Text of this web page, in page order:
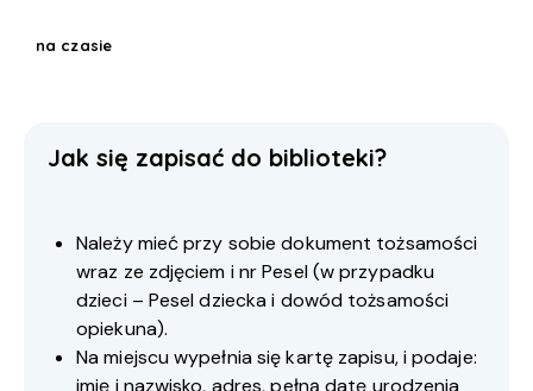
na czasie
Jak się zapisać do biblioteki?
Należy mieć przy sobie dokument tożsamości
wraz ze zdjęciem i nr Pesel (w przypadku
dzieci – Pesel dziecka i dowód tożsamości
opiekuna).
Na miejscu wypełnia się kartę zapisu, i podaje: